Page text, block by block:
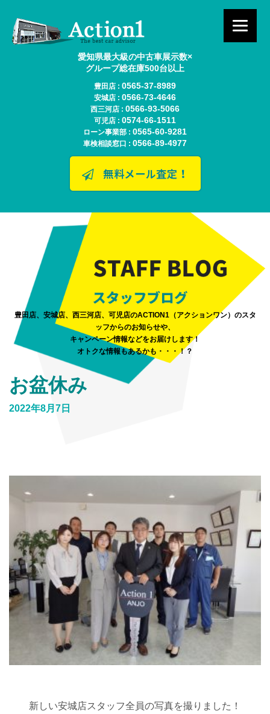
愛知県最大級の中古車展示数×
グループ総在庫500台以上
豊田店 : 0565-37-8989
安城店 : 0566-73-4646
西三河店 : 0566-93-5066
可児店 : 0574-66-1511
ローン事業部 : 0565-60-9281
車検相談窓口 : 0566-89-4977
豊田店、安城店、西三河店、可児店のACTION1（アクションワン）のスタ
ッフからのお知らせや、
キャンペーン情報などをお届けします！
オトクな情報もあるかも・・・！？
お盆休み
2022年8月7日
新しい安城店スタッフ全員の写真を撮りました！